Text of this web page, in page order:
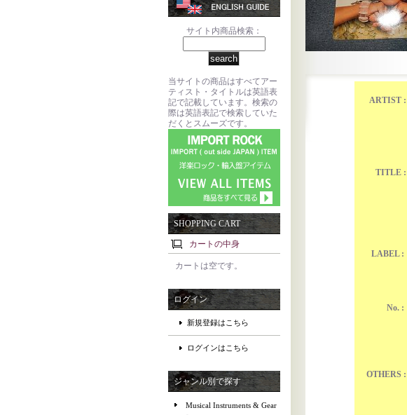
サイト内商品検索：
当サイトの商品はすべてアー
ティスト・タイトルは英語表
記で記載しています。検索の
際は英語表記で検索していた
だくとスムーズです。
SHOPPING CART
カートの中身
カートは空です。
ログイン
新規登録はこちら
ログインはこちら
ジャンル別で探す
Musical Instruments & Gear
ARTIST :
TITLE :
LABEL :
No. :
OTHERS :